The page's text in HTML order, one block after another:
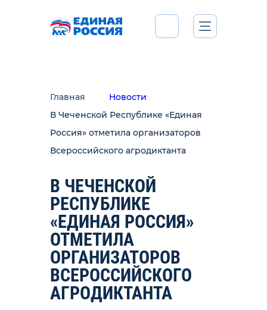
Главная
Новости
В Чеченской Республике «Единая
Россия» отметила организаторов
Всероссийского агродиктанта
В ЧЕЧЕНСКОЙ
РЕСПУБЛИКЕ
«ЕДИНАЯ РОССИЯ»
ОТМЕТИЛА
ОРГАНИЗАТОРОВ
ВСЕРОССИЙСКОГО
АГРОДИКТАНТА